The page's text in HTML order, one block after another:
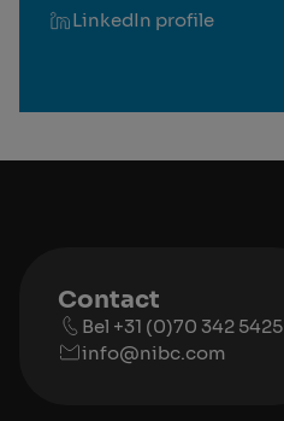
LinkedIn profile
Contact
Bel +31 (0)70 342 5425
info@nibc.com